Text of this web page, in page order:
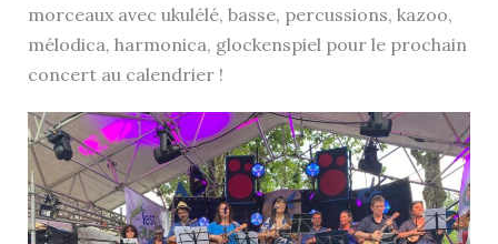
morceaux avec ukulélé, basse, percussions, kazoo,
mélodica, harmonica, glockenspiel pour le prochain
concert au calendrier !